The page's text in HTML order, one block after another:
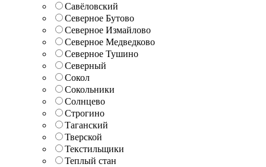
Савёловский
Северное Бутово
Северное Измайлово
Северное Медведково
Северное Тушино
Северный
Сокол
Сокольники
Солнцево
Строгино
Таганский
Тверской
Текстильщики
Теплый стан